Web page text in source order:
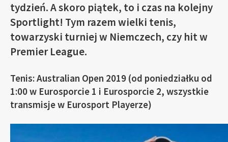
tydzień. A skoro piątek, to i czas na kolejny
Sportlight! Tym razem wielki tenis,
towarzyski turniej w Niemczech, czy hit w
Premier League.
Tenis: Australian Open 2019 (od poniedziałku od
1:00 w Eurosporcie 1 i Eurosporcie 2, wszystkie
transmisje w Eurosport Playerze)